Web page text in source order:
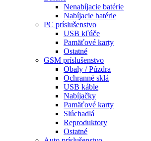
Nenabíjacie batérie
Nabíjacie batérie
PC príslušenstvo
USB kľúče
Pamäťové karty
Ostatné
GSM príslušenstvo
Obaly / Púzdra
Ochranné sklá
USB káble
Nabíjačky
Pamäťové karty
Slúchadlá
Reproduktory
Ostatné